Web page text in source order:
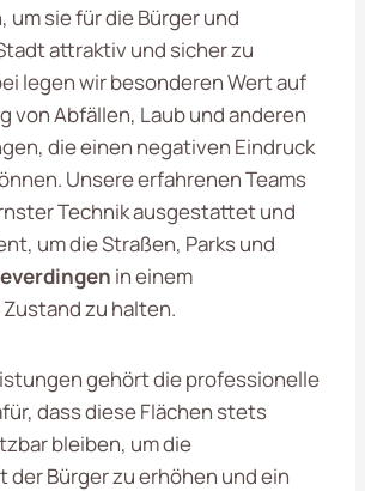
um sie für die Bürger und
attraktiv und sicher zu
legen wir besonderen Wert auf
von Abfällen, Laub und anderen
die einen negativen Eindruck
Unsere erfahrenen Teams
Technik ausgestattet und
um die Straßen, Parks und
in einem
zu halten.
gehört die professionelle
dass diese Flächen stets
bleiben, um die
der Bürger zu erhöhen und ein